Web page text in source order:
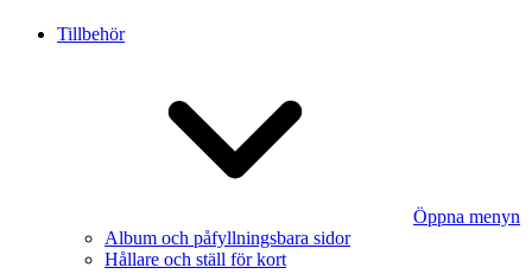
Tillbehör
Öppna menyn
Album och påfyllningsbara sidor
Hållare och ställ för kort